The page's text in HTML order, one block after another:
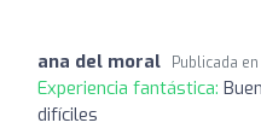
ana del moral Publicada en
Experiencia fantástica:
difíciles